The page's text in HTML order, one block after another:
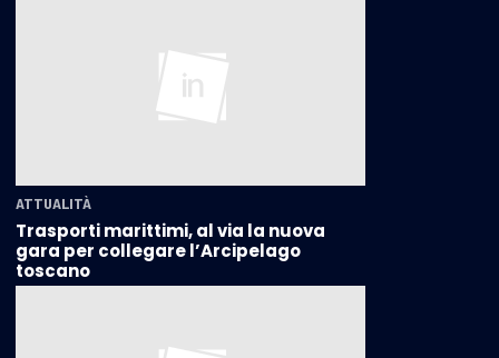
ATTUALITÀ
Trasporti marittimi, al via la nuova
gara per collegare l’Arcipelago
toscano